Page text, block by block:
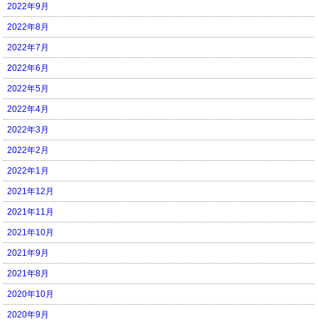
2022年9月
2022年8月
2022年7月
2022年6月
2022年5月
2022年4月
2022年3月
2022年2月
2022年1月
2021年12月
2021年11月
2021年10月
2021年9月
2021年8月
2020年10月
2020年9月